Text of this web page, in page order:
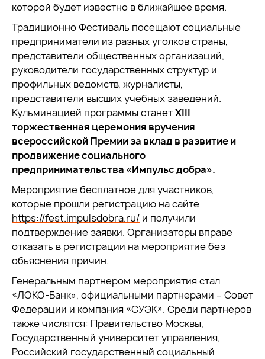
которой будет известно в ближайшее время.
Традиционно Фестиваль посещают социальные
предприниматели из разных уголков страны,
представители общественных организаций,
руководители государственных структур и
профильных ведомств, журналисты,
представители высших учебных заведений.
Кульминацией программы станетXIII
торжественная церемония вручения
всероссийской Премии за вклад в развитие и
продвижение социального
предпринимательства «Импульс добра».
Мероприятие бесплатное для участников,
которые прошли регистрацию на сайте
https://fest.impulsdobra.ru/ и получили
подтверждение заявки. Организаторы вправе
отказать в регистрации на мероприятие без
объяснения причин.
Генеральным партнером мероприятия стал
«ЛОКО-Банк», официальными партнерами – Совет
Федерации и компания «СУЭК». Среди партнеров
также числятся: Правительство Москвы,
Государственный университет управления,
Российский государственный социальный